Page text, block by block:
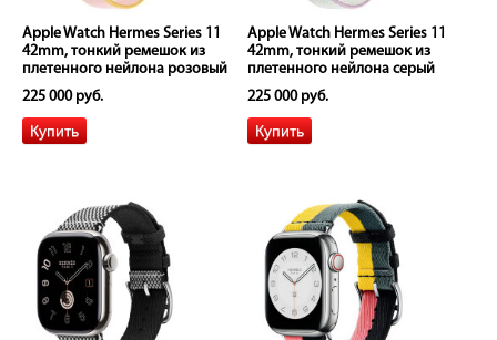
Apple Watch Hermes Series 11
42mm, тонкий ремешок из
плетенного нейлона розовый
225 000 руб.
Apple Watch Hermes Series 11
42mm, тонкий ремешок из
плетенного нейлона серый
225 000 руб.